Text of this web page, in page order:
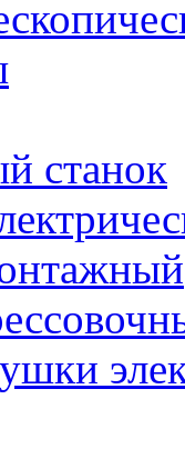
станок